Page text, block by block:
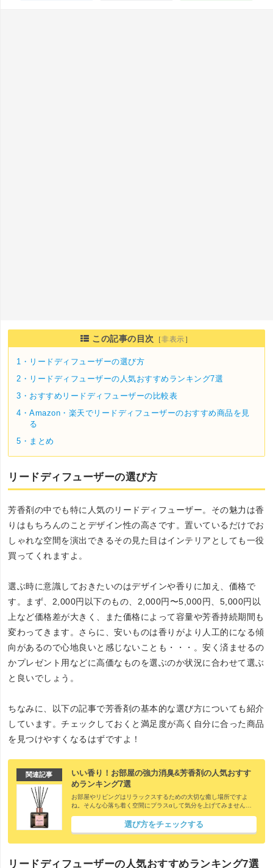
この記事の目次 ［非表示 ］
1・ リードディフューザーの選び方
2・ リードディフューザーの人気おすすめランキング7選
3・ おすすめリードディフューザーの比較表
4・Amazon・楽天でリードディフューザーのおすすめ商品を見
る
5・ まとめ
リードディフューザーの選び方
芳香剤の中でも特に人気のリードディフューザー。その魅力は香
りはもちろんのことデザイン性の高さです。置いているだけでお
しゃれな空間を演出できるその見た目はインテリアとしても一役
買ってくれますよ。
選ぶ時に意識しておきたいのはデザインや香りに加え、価格で
す。まず、2,000円以下のもの、2,000円〜5,000円、5,000円以
上など価格差が大きく、また価格によって容量や芳香持続期間も
変わってきます。さらに、安いものは香りがより人工的になる傾
向があるので心地良いと感じないことも・・・。安く済ませるの
かプレゼント用などに高価なものを選ぶのか状況に合わせて選ぶ
と良いでしょう。
ちなみに、以下の記事で芳香剤の基本的な選び方についても紹介
しています。チェックしておくと満足度が高く自分に合った商品
を見つけやすくなるはずですよ！
関連記事
いい香り！お部屋の強力消臭&芳香剤の人気おすす
めランキング7選
お部屋やリビングはリラックスするための大切な癒し場所ですよ
ね。そんな心落ち着く空間にプラスαして気分を上げてみません
香剤の出番です。とはいえ、甘い香りや爽やかな香りなど匂いの種
類も様々なのでどれにしようかお悩みの方も多いと思います。そこ
選び方をチェックする
リードディフューザーの人気おすすめランキング7選